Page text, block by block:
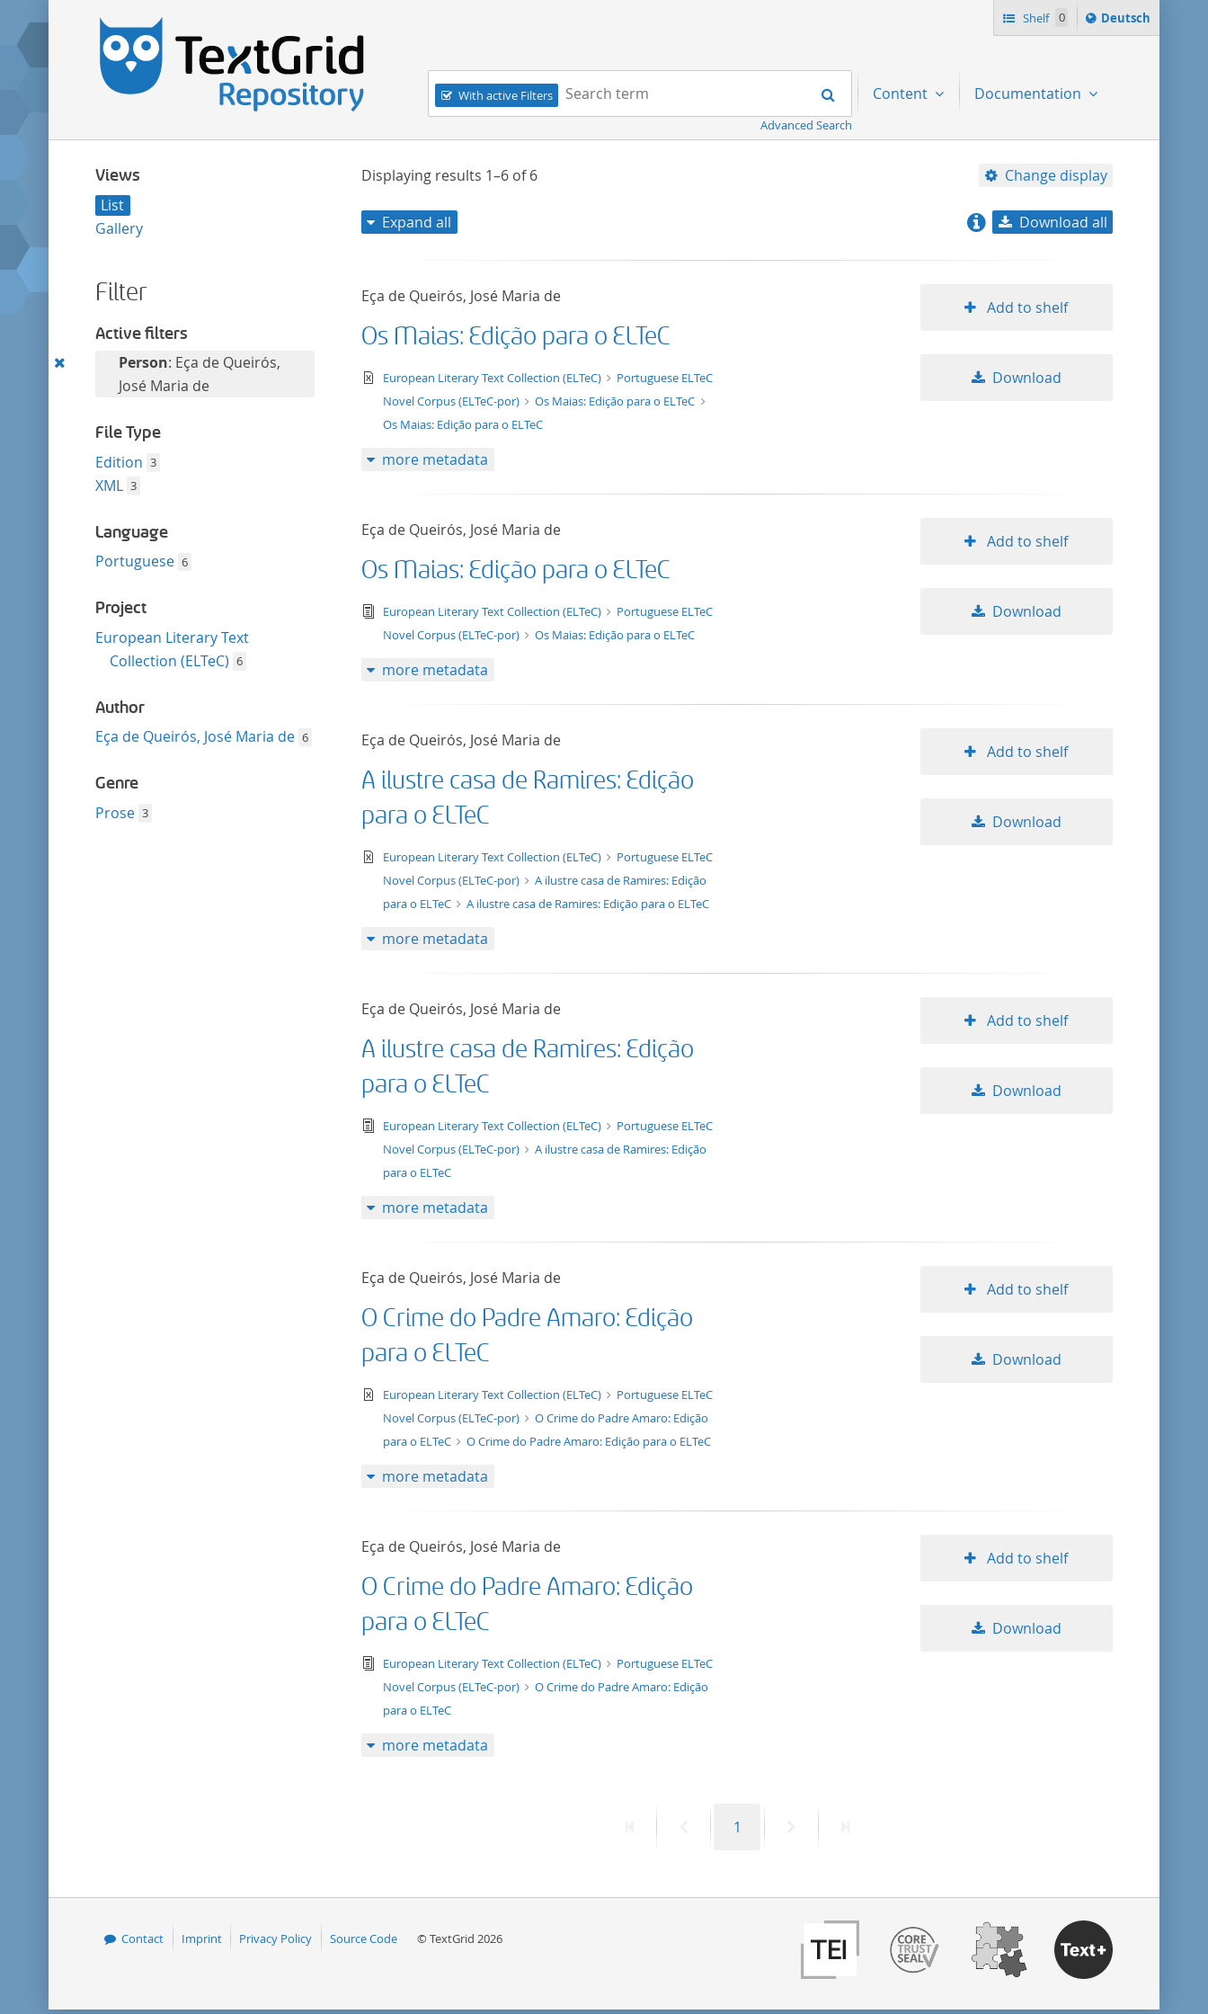
Shelf 0
Sprache
ï¿½ndern
Deutsch
Navigation
With active Filters
Search term:
Search
Advanced Search
Content Documentation
Views
List
Gallery
Filter
Active filters
RemovePerson: Eça de Queirós,
José Maria de
File Type
Edition 3
XML 3
Language
Portuguese 6
Project
European Literary Text
Collection (ELTeC) 6
Author
Eça de Queirós, José Maria de 6
Genre
Prose 3
Displaying results 1–6of6 Change display
title ascending
publication date descending
10
Expand all Download all
Eça de Queirós, José Maria de
Os Maias: Edição para o ELTeC
text/xml
European Literary Text Collection (ELTeC)
Portuguese ELTeC
Novel Corpus (ELTeC-por)
Os Maias: Edição para o ELTeC
Os Maias: Edição para o ELTeC
Add to shelf
Download
more metadata
Eça de Queirós, José Maria de
Os Maias: Edição para o ELTeC
text/tg.edition+tg.aggregation+xml
European Literary Text Collection (ELTeC)
Portuguese ELTeC
Novel Corpus (ELTeC-por)
Os Maias: Edição para o ELTeC
Add to shelf
Download
more metadata
Eça de Queirós, José Maria de
A ilustre casa de Ramires: Edição
para o ELTeC
text/xml
European Literary Text Collection (ELTeC)
Portuguese ELTeC
Novel Corpus (ELTeC-por)
A ilustre casa de Ramires: Edição
para o ELTeC
A ilustre casa de Ramires: Edição para o ELTeC
Add to shelf
Download
more metadata
Eça de Queirós, José Maria de
A ilustre casa de Ramires: Edição
para o ELTeC
text/tg.edition+tg.aggregation+xml
European Literary Text Collection (ELTeC)
Portuguese ELTeC
Novel Corpus (ELTeC-por)
A ilustre casa de Ramires: Edição
para o ELTeC
Add to shelf
Download
more metadata
Eça de Queirós, José Maria de
O Crime do Padre Amaro: Edição
para o ELTeC
text/xml
European Literary Text Collection (ELTeC)
Portuguese ELTeC
Novel Corpus (ELTeC-por)
O Crime do Padre Amaro: Edição
para o ELTeC
O Crime do Padre Amaro: Edição para o ELTeC
Add to shelf
Download
more metadata
Eça de Queirós, José Maria de
O Crime do Padre Amaro: Edição
para o ELTeC
text/tg.edition+tg.aggregation+xml
European Literary Text Collection (ELTeC)
Portuguese ELTeC
Novel Corpus (ELTeC-por)
O Crime do Padre Amaro: Edição
para o ELTeC
Add to shelf
Download
more metadata
PreviousPage
1
Contact Imprint Privacy Policy Source Code © TextGrid 2026